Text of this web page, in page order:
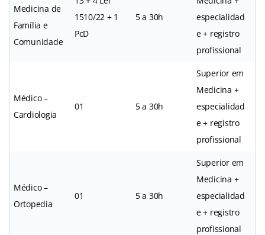
Medicina de
Família e
Comunidade
1510/22 + 1
PcD
5 a 30h
especialidad
e + registro
profissional
Médico –
Cardiologia
01 5 a 30h
Superior em
Medicina +
especialidad
e + registro
profissional
Médico –
Ortopedia
01 5 a 30h
Superior em
Medicina +
especialidad
e + registro
profissional